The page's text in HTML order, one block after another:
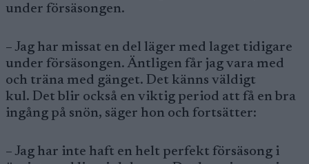
under försäsongen.
– Jag har missat en del läger med laget tidigare
under försäsongen. Äntligen får jag vara med
och träna med gänget. Det känns väldigt
kul. Det blir också en viktig period att få en bra
ingång på snön, säger hon och fortsätter:
– Jag har inte haft en helt perfekt försäsong i